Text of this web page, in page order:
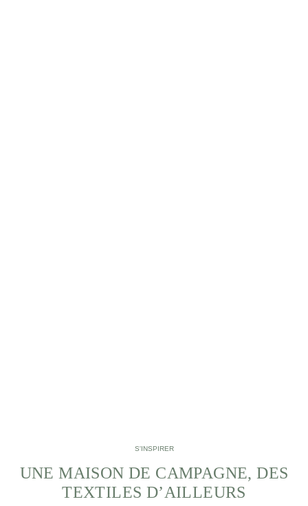
S'INSPIRER
UNE MAISON DE CAMPAGNE, DES
TEXTILES D’AILLEURS